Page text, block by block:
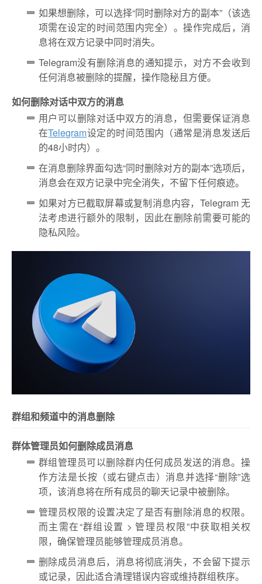
如果想删除，可以选择“同时删除对方的副本”（该选
项需在设定的时间范围内完全）。操作完成后，消
息将在双方记录中同时消失。
Telegram没有删除消息的通知提示，对方不会收到
任何消息被删除的提醒，操作隐秘且方便。
如何删除对话中双方的消息
用户可以删除对话中双方的消息，但需要保证消息
在Telegram设定的时间范围内（通常是消息发送后
的48小时内）。
在消息删除界面勾选“同时删除对方的副本”选项后，
消息会在双方记录中完全消失，不留下任何痕迹。
如果对方已截取屏幕或复制消息内容，Telegram 无
法考虑进行额外的限制，因此在删除前需要可能的
隐私风险。
群组和频道中的消息删除
群体管理员如何删除成员消息
群组管理员可以删除群内任何成员发送的消息。操
作方法是长按（或右键点击）消息并选择“删除”选
项，该消息将在所有成员的聊天记录中被删除。
管理员权限的设置决定了是否有删除消息的权限。
而主需在“群组设置 > 管理员权限”中获取相关权
限，确保管理员能够管理成员消息。
删除成员消息后，消息将彻底消失，不会留下提示
或记录，因此适合清理错误内容或维持群组秩序。